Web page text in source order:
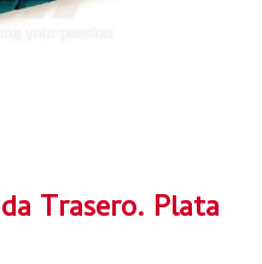
Trasero. Plata